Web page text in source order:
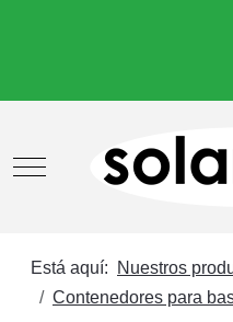
Mobile Menu Toggle
Está aquí:
Nuestros
Contenedores para